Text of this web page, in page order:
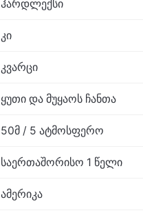
ჰარდლექსი
კი
კვარცი
ყუთი და მუყაოს ჩანთა
50მ / 5 ატმოსფერო
საერთაშორისო 1 წელი
ამერიკა